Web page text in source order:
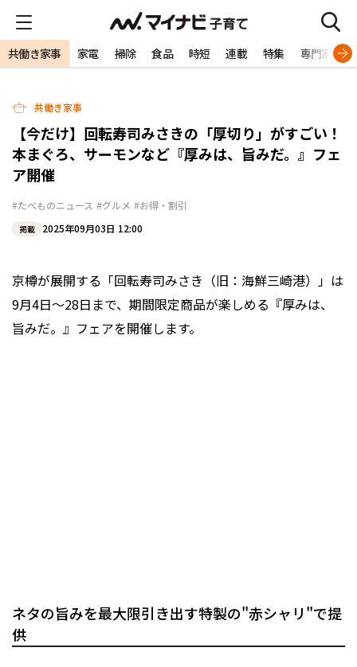
共働き家事 家電 掃除 食品 時短 連載 特集 専門家
共働き家事
【今だけ】回転寿司みさきの「厚切り」がすごい！
本まぐろ、サーモンなど『厚みは、旨みだ。』フェ
ア開催
#たべものニュース #グルメ #お得・割引
掲載 2025年09月03日 12:00
京樽が展開する「回転寿司みさき（旧：海鮮三崎港）」は
9月4日～28日まで、期間限定商品が楽しめる『厚みは、
旨みだ。』フェアを開催します。
ネタの旨みを最大限引き出す特製の"赤シャリ"で提
供